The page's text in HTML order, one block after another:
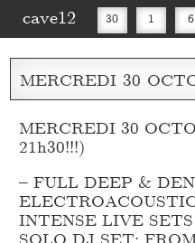
cave12 30 1 6
MERCREDI 30
MERCREDI 30
21h30!!!)
– FULL DEEP &
INTENSE LIVE
SOLO DJ SET: